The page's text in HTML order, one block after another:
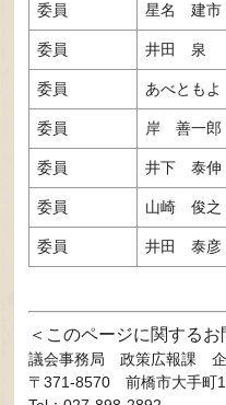
委員 星名 建市
委員 井田 泉
委員 あべともよ
委員 岸 善一郎
委員 井下 泰伸
委員 山崎 俊之
委員 井田 泰彦
このページに関する
議会事務局
政策広報課
〒371-8570
前橋市大手町